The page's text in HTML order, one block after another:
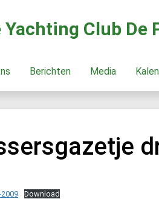
Club De
Berichten Media
Download